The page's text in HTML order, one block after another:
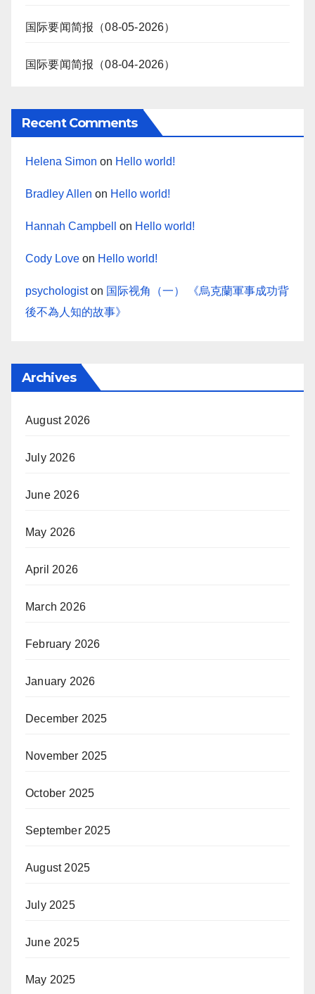
国际要闻简报（08-05-2026）
国际要闻简报（08-04-2026）
Recent Comments
Helena Simon on Hello world!
Bradley Allen on Hello world!
Hannah Campbell on Hello world!
Cody Love on Hello world!
psychologiston 国际视角（一） 《烏克蘭軍事成功背
後不為人知的故事》
Archives
August 2026
July 2026
June 2026
May 2026
April 2026
March 2026
February 2026
January 2026
December 2025
November 2025
October 2025
September 2025
August 2025
July 2025
June 2025
May 2025